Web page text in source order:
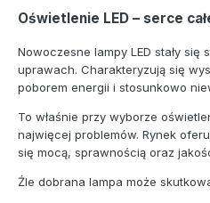
Oświetlenie LED – serce
Nowoczesne lampy LED stały
uprawach. Charakteryzują się
poborem energii i stosunkowo
To właśnie przy wyborze
najwięcej problemów. Rynek
się mocą, sprawnością oraz
Źle dobrana lampa może